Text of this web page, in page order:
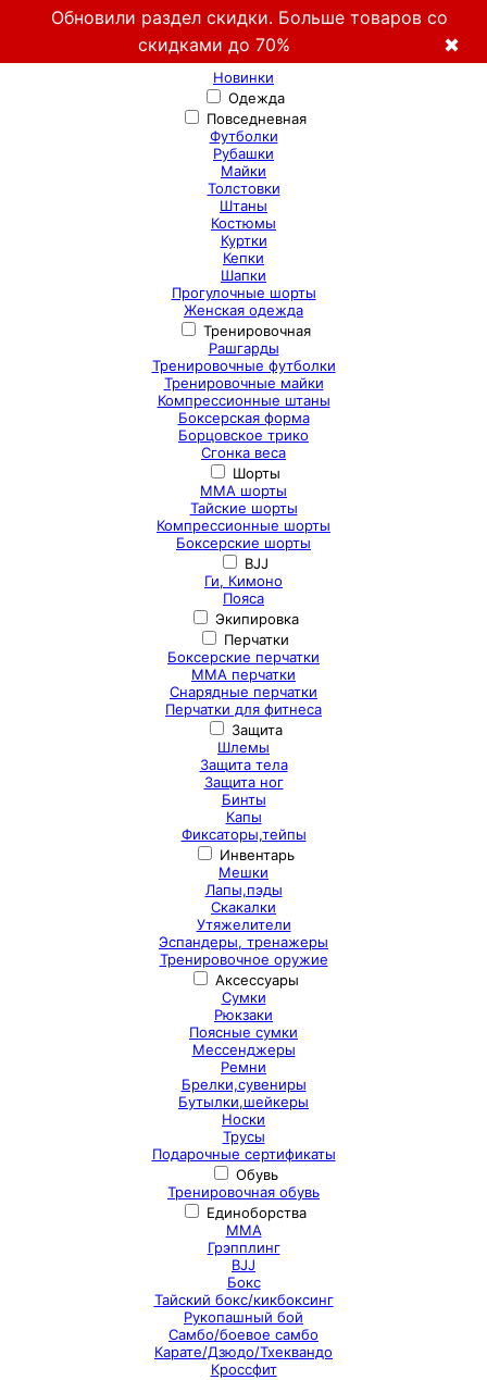
Обновили раздел скидки. Больше товаров со
скидками до 70%
✖
Новинки
Одежда
Повседневная
Футболки
Рубашки
Майки
Толстовки
Штаны
Костюмы
Куртки
Кепки
Шапки
Прогулочные шорты
Женская одежда
Тренировочная
Рашгарды
Тренировочные футболки
Тренировочные майки
Компрессионные штаны
Боксерская форма
Борцовское трико
Сгонка веса
Шорты
ММА шорты
Тайские шорты
Компрессионные шорты
Боксерские шорты
BJJ
Ги, Кимоно
Пояса
Экипировка
Перчатки
Боксерские перчатки
ММА перчатки
Снарядные перчатки
Перчатки для фитнеса
Защита
Шлемы
Защита тела
Защита ног
Бинты
Капы
Фиксаторы,тейпы
Инвентарь
Мешки
Лапы,пэды
Скакалки
Утяжелители
Эспандеры, тренажеры
Тренировочное оружие
Аксессуары
Сумки
Рюкзаки
Поясные сумки
Мессенджеры
Ремни
Брелки,сувениры
Бутылки,шейкеры
Носки
Трусы
Подарочные сертификаты
Обувь
Тренировочная обувь
Единоборства
ММА
Грэпплинг
BJJ
Бокс
Тайский бокс/кикбоксинг
Рукопашный бой
Самбо/боевое самбо
Карате/Дзюдо/Тхеквандо
Кроссфит